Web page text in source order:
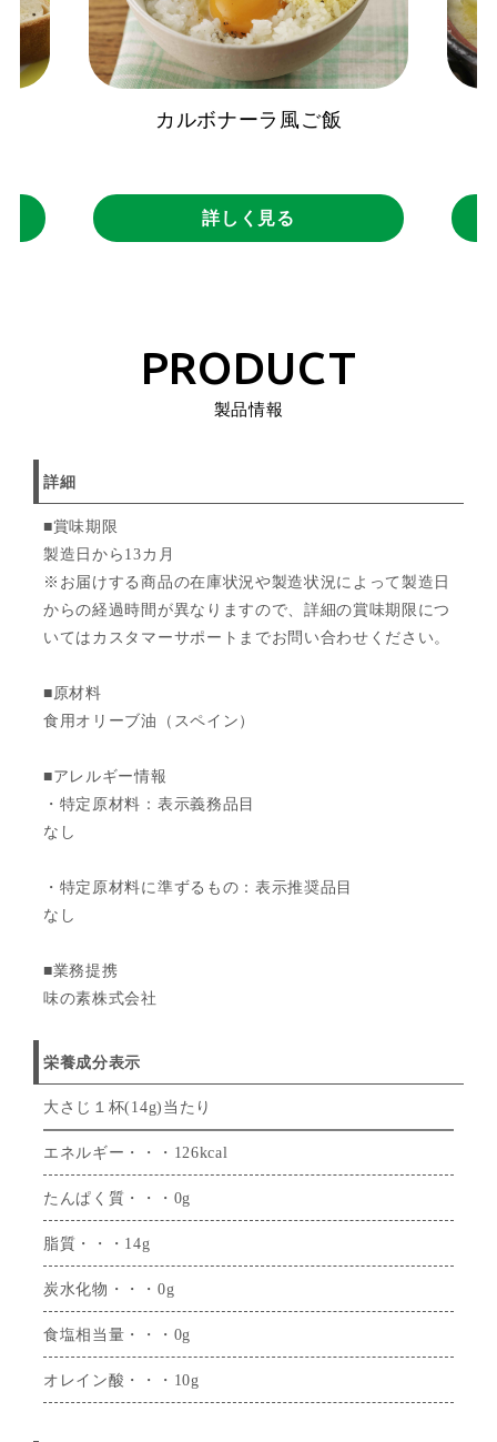
カルボナーラ風ご飯
詳しく見る
PRODUCT
製品情報
詳細
■賞味期限
製造日から13カ月
※お届けする商品の在庫状況や製造状況によって製造日
からの経過時間が異なりますので、詳細の賞味期限につ
いてはカスタマーサポートまでお問い合わせください。
■原材料
食用オリーブ油（スペイン）
■アレルギー情報
・特定原材料：表示義務品目
なし
・特定原材料に準ずるもの：表示推奨品目
なし
■業務提携
味の素株式会社
栄養成分表示
大さじ１杯(14g)当たり
エネルギー・・・126kcal
たんぱく質・・・0g
脂質・・・14g
炭水化物・・・0g
食塩相当量・・・0g
オレイン酸・・・10g